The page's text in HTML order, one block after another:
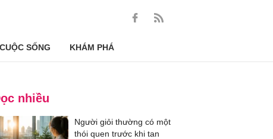
CUỘC SỐNG KHÁM PHÁ
nhiều
Người giỏi thường có một
thói quen trước khi tan